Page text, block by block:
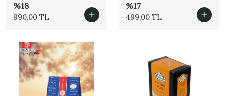
%18
990,00 TL
%17
499,00 TL